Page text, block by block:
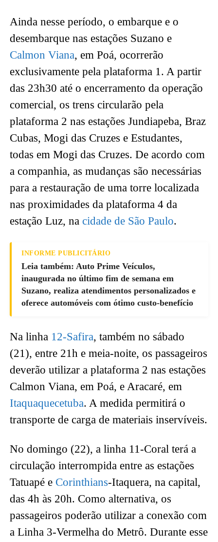
Ainda nesse período, o embarque e o
desembarque nas estações Suzano e
Calmon Viana, em Poá, ocorrerão
exclusivamente pela plataforma 1. A partir
das 23h30 até o encerramento da operação
comercial, os trens circularão pela
plataforma 2 nas estações Jundiapeba, Braz
Cubas, Mogi das Cruzes e Estudantes,
todas em Mogi das Cruzes. De acordo com
a companhia, as mudanças são necessárias
para a restauração de uma torre localizada
nas proximidades da plataforma 4 da
estação Luz, na cidade de São Paulo.
INFORME PUBLICITÁRIO
Leia também: Auto Prime Veículos,
inaugurada no último fim de semana em
Suzano, realiza atendimentos personalizados e
oferece automóveis com ótimo custo-benefício
Na linha 12-Safira, também no sábado
(21), entre 21h e meia-noite, os passageiros
deverão utilizar a plataforma 2 nas estações
Calmon Viana, em Poá, e Aracaré, em
Itaquaquecetuba. A medida permitirá o
transporte de carga de materiais inservíveis.
No domingo (22), a linha 11-Coral terá a
circulação interrompida entre as estações
Tatuapé e Corinthians-Itaquera, na capital,
das 4h às 20h. Como alternativa, os
passageiros poderão utilizar a conexão com
a Linha 3-Vermelha do Metrô. Durante esse